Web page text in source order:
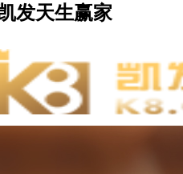
发天生赢家